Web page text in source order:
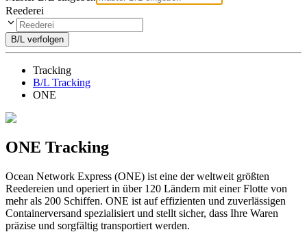
Reederei
B/L verfolgen
Tracking
B/L Tracking
ONE
ONE Tracking
Ocean Network Express (ONE) ist eine der weltweit größten
Reedereien und operiert in über 120 Ländern mit einer Flotte von
mehr als 200 Schiffen. ONE ist auf effizienten und zuverlässigen
Containerversand spezialisiert und stellt sicher, dass Ihre Waren
präzise und sorgfältig transportiert werden.